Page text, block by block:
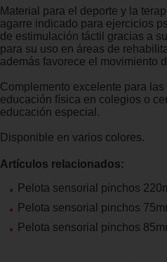
Material para el deporte y la
agarre indicado para ejercicios
de estimulación táctil gracias a
para su uso en áreas de
además favorece el movimiento
Complemento excelente para
educación física en colegios o
educación especial.
Disponible en varios colores.
Artículos relacionados:
Pelota sensorial pinchos
Pelota sensorial pinchos
Pelota sensorial pinchos